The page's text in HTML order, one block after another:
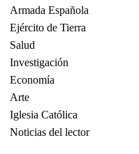
Armada Española
Ejército de Tierra
Salud
Investigación
Economía
Arte
Iglesia Católica
Noticias del lector